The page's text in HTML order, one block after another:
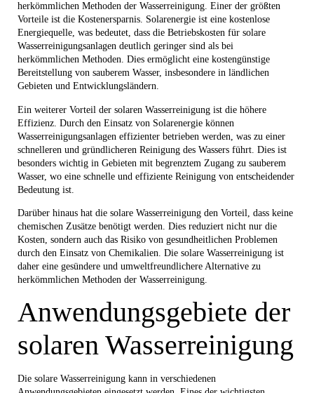
herkömmlichen Methoden der Wasserreinigung. Einer der größten
Vorteile ist die Kostenersparnis. Solarenergie ist eine kostenlose
Energiequelle, was bedeutet, dass die Betriebskosten für solare
Wasserreinigungsanlagen deutlich geringer sind als bei
herkömmlichen Methoden. Dies ermöglicht eine kostengünstige
Bereitstellung von sauberem Wasser, insbesondere in ländlichen
Gebieten und Entwicklungsländern.
Ein weiterer Vorteil der solaren Wasserreinigung ist die höhere
Effizienz. Durch den Einsatz von Solarenergie können
Wasserreinigungsanlagen effizienter betrieben werden, was zu einer
schnelleren und gründlicheren Reinigung des Wassers führt. Dies ist
besonders wichtig in Gebieten mit begrenztem Zugang zu sauberem
Wasser, wo eine schnelle und effiziente Reinigung von entscheidender
Bedeutung ist.
Darüber hinaus hat die solare Wasserreinigung den Vorteil, dass keine
chemischen Zusätze benötigt werden. Dies reduziert nicht nur die
Kosten, sondern auch das Risiko von gesundheitlichen Problemen
durch den Einsatz von Chemikalien. Die solare Wasserreinigung ist
daher eine gesündere und umweltfreundlichere Alternative zu
herkömmlichen Methoden der Wasserreinigung.
Anwendungsgebiete der
solaren Wasserreinigung
Die solare Wasserreinigung kann in verschiedenen